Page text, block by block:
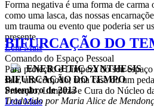
Forma negativa é uma forma de carma
como uma lasca, das nossas
um trauma ou evento que poderia ser
presente.
Leia Mais
Comando do Espaço Pessoal
Para proteção e Limpeza do seu
sala, um cômodo, uma casa ou um
Proteção, Limpeza e Cura do Núcleo
Leia Mais
BIFURCAÇÃO DO
ENERGETIC SYNTHESIS
BIFURCAÇÃO DO TEMPO
Setembro de 2013
Traduzido por Maria Alice de